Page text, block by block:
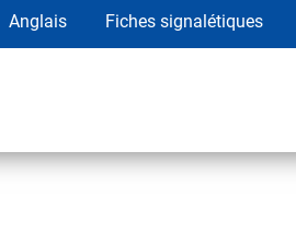
Anglais Fiches signalétiques